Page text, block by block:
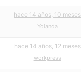
hace 14 años, 10 meses
Yolanda
hace 14 años, 12 meses
workpress